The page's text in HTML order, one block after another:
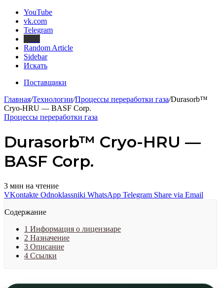
YouTube
vk.com
Telegram
Random Article
Sidebar
Искать
Поставщики
Главная/Технологии/Процессы переработки газа/Durasorb™
Cryo-HRU — BASF Corp.
Процессы переработки газа
Durasorb™ Cryo-HRU —
BASF Corp.
3 мин на чтение
VKontakte Odnoklassniki WhatsApp Telegram Share via Email
Содержание
1 Информация о лицензиаре
2 Назначение
3 Описание
4 Ссылки